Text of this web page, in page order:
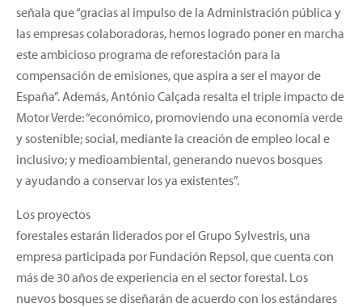
señala que “gracias al impulso de la Administración pública y
las empresas colaboradoras, hemos logrado poner en marcha
este ambicioso programa de reforestación para la
compensación de emisiones, que aspira a ser el mayor de
España”. Además, António Calçada resalta el triple impacto de
Motor Verde: “económico, promoviendo una economía verde
y sostenible; social, mediante la creación de empleo local e
inclusivo; y medioambiental, generando nuevos bosques
y ayudando a conservar los ya existentes”.
Los proyectos
forestales estarán liderados por el Grupo Sylvestris, una
empresa participada por Fundación Repsol, que cuenta con
más de 30 años de experiencia en el sector forestal. Los
nuevos bosques se diseñarán de acuerdo con los estándares